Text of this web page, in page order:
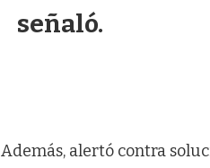
señaló.
Además, alertó contra